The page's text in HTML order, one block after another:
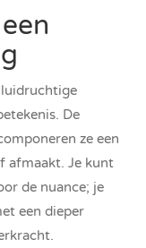
luidruchtige
De
ze een
afmaakt. Je kunt
de nuance; je
een dieper